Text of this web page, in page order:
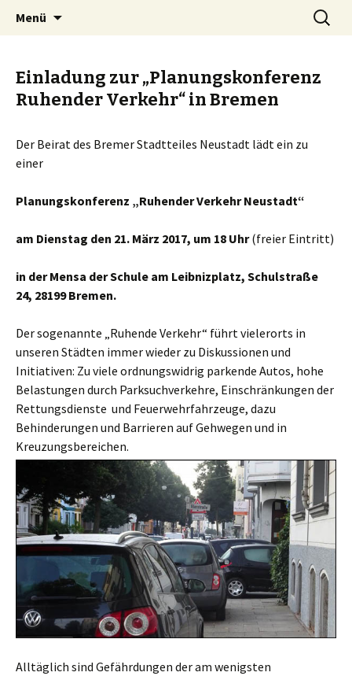
BREMENIZE
Menü
Suchen
nach:
Einladung zur „Planungskonferenz
Ruhender Verkehr“ in Bremen
Der Beirat des Bremer Stadtteiles Neustadt lädt ein zu
einer
Planungskonferenz „Ruhender Verkehr Neustadt“
am Dienstag den 21. März 2017, um 18 Uhr(freier Eintritt)
in der Mensa der Schule am Leibnizplatz, Schulstraße
24, 28199 Bremen.
Der sogenannte „Ruhende Verkehr“ führt vielerorts in
unseren Städten immer wieder zu Diskussionen und
Initiativen: Zu viele ordnungswidrig parkende Autos, hohe
Belastungen durch Parksuchverkehre, Einschränkungen der
Rettungsdienste und Feuerwehrfahrzeuge, dazu
Behinderungen und Barrieren auf Gehwegen und in
Kreuzungsbereichen.
Alltäglich sind Gefährdungen der am wenigsten